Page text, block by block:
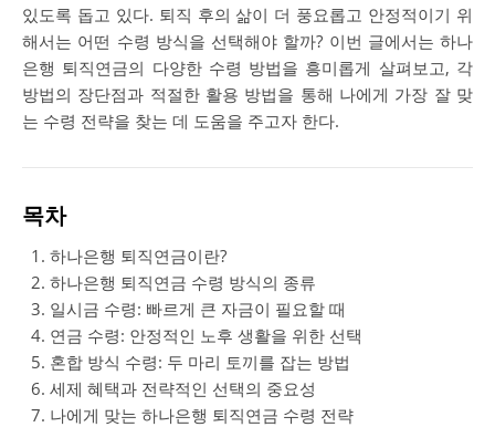
있도록 돕고 있다. 퇴직 후의 삶이 더 풍요롭고 안정적이기 위
해서는 어떤 수령 방식을 선택해야 할까? 이번 글에서는 하나
은행 퇴직연금의 다양한 수령 방법을 흥미롭게 살펴보고, 각
방법의 장단점과 적절한 활용 방법을 통해 나에게 가장 잘 맞
는 수령 전략을 찾는 데 도움을 주고자 한다.
목차
하나은행 퇴직연금이란?
하나은행 퇴직연금 수령 방식의 종류
일시금 수령: 빠르게 큰 자금이 필요할 때
연금 수령: 안정적인 노후 생활을 위한 선택
혼합 방식 수령: 두 마리 토끼를 잡는 방법
세제 혜택과 전략적인 선택의 중요성
나에게 맞는 하나은행 퇴직연금 수령 전략